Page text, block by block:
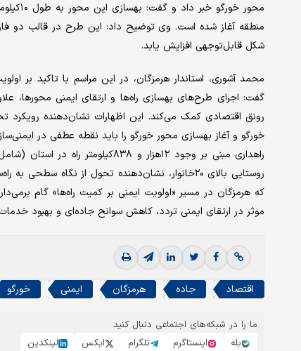
محور
شکل قابل‌توجهی افزایش یابد.
محمد آشوری، استاندار هرمزگان، در این مراسم با تاکید بر
گفت: اجرای طرح‌های بهسازی راه‌ها و ارتقای ایمنی محورها،
رونق اقتصادی کمک می‌کند. این اظهارات نشان‌دهنده رویکرد
خورگو و آغاز بهسازی محور خورگو را باید نقطه عطفی در
روستایی بالای ۲۰خانوار، نشان‌دهنده تحول از
که هرمزگان در مسیر «اولویت ایمنی بر کمیت راه‌ها» گام
موثر در ارتقای ایمنی تردد، کاهش سوانح جاده‌ای و بهبود
اقتصاد جاده هرمزگان ایمنی خورگو
ما را در شبکه‌های اجتماعی دنبال کنید
بله
اینستاگرم تلگرام ایکس لینکدین